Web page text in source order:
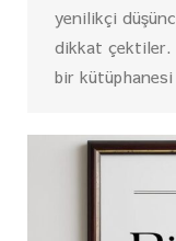
yenilikçi
dikkat çektiler.
bir